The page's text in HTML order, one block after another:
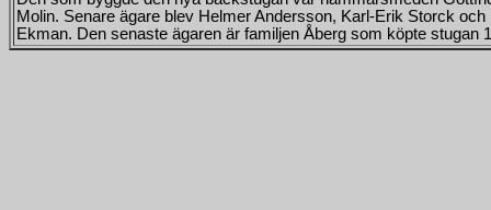
Molin. Senare ägare blev Helmer Andersson, Karl-Erik Storck och
Ekman. Den senaste ägaren är familjen Åberg som köpte stugan